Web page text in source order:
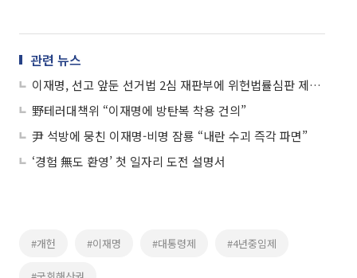
관련 뉴스
이재명, 선고 앞둔 선거법 2심 재판부에 위헌법률심판 제청 신청
野테러대책위 “이재명에 방탄복 착용 건의”
尹 석방에 뭉친 이재명-비명 잠룡 “내란 수괴 즉각 파면”
‘경험 無도 환영’ 첫 일자리 도전 설명서
#개헌 #이재명 #대통령제 #4년중임제